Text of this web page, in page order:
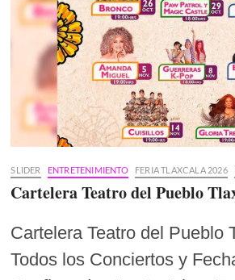
SLIDER ENTRETENIMIENTO FERIA TLAXCALA 2026
Cartelera Teatro del Pueblo
Cartelera Teatro del Pueblo
Todos los Conciertos y